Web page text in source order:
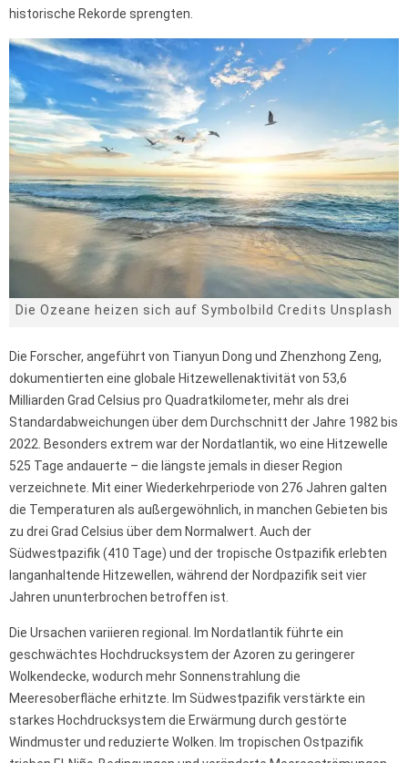
historische Rekorde sprengten.
Die Ozeane heizen sich auf Symbolbild Credits Unsplash
Die Forscher, angeführt von Tianyun Dong und Zhenzhong Zeng,
dokumentierten eine globale Hitzewellenaktivität von 53,6
Milliarden Grad Celsius pro Quadratkilometer, mehr als drei
Standardabweichungen über dem Durchschnitt der Jahre 1982 bis
2022. Besonders extrem war der Nordatlantik, wo eine Hitzewelle
525 Tage andauerte – die längste jemals in dieser Region
verzeichnete. Mit einer Wiederkehrperiode von 276 Jahren galten
die Temperaturen als außergewöhnlich, in manchen Gebieten bis
zu drei Grad Celsius über dem Normalwert. Auch der
Südwestpazifik (410 Tage) und der tropische Ostpazifik erlebten
langanhaltende Hitzewellen, während der Nordpazifik seit vier
Jahren ununterbrochen betroffen ist.
Die Ursachen variieren regional. Im Nordatlantik führte ein
geschwächtes Hochdrucksystem der Azoren zu geringerer
Wolkendecke, wodurch mehr Sonnenstrahlung die
Meeresoberfläche erhitzte. Im Südwestpazifik verstärkte ein
starkes Hochdrucksystem die Erwärmung durch gestörte
Windmuster und reduzierte Wolken. Im tropischen Ostpazifik